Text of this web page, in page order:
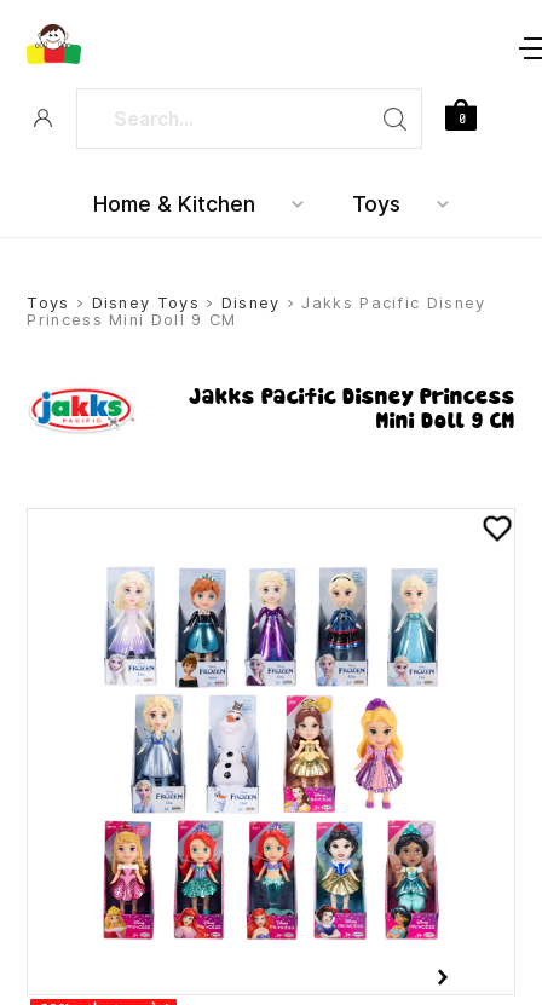
Home & Kitchen Toys
0
Toys > Disney Toys > Disney > Jakks Pacific Disney
Princess Mini Doll 9 CM
Jakks Pacific Disney Princess
Mini Doll 9 CM